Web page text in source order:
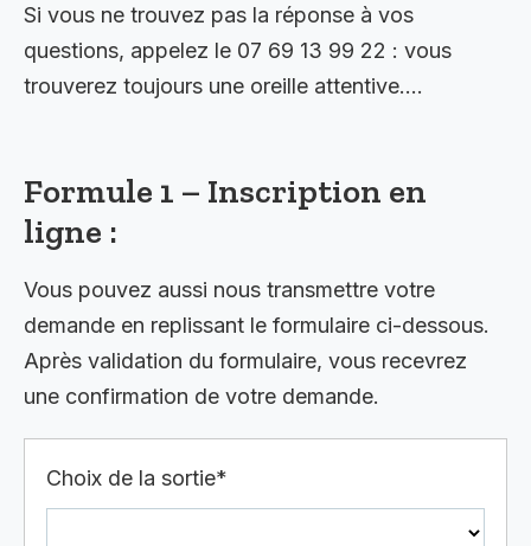
Si vous ne trouvez pas la réponse à vos
questions, appelez le 07 69 13 99 22 : vous
trouverez toujours une oreille attentive….
Formule 1 – Inscription en
ligne :
Vous pouvez aussi nous transmettre votre
demande en replissant le formulaire ci-dessous.
Après validation du formulaire, vous recevrez
une confirmation de votre demande.
Choix de la sortie*